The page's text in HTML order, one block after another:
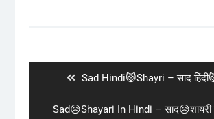
Previous
Sad Hindi😾Shayri – साद
Next
Sad😥Shayari In Hindi – साद😥शायरी